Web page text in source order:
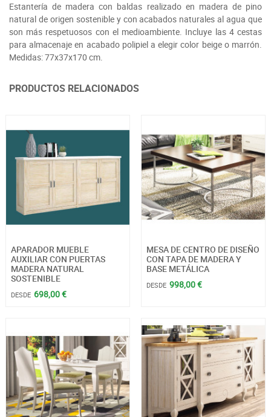
Estantería de madera con baldas realizado en madera de pino
natural de origen sostenible y con acabados naturales al agua que
son más respetuosos con el medioambiente. Incluye las 4 cestas
para almacenaje en acabado polipiel a elegir color beige o marrón.
Medidas: 77x37x170 cm.
PRODUCTOS RELACIONADOS
APARADOR MUEBLE
AUXILIAR CON PUERTAS
MADERA NATURAL
SOSTENIBLE
DESDE 698,00 €
MESA DE CENTRO DE DISEÑO
CON TAPA DE MADERA Y
BASE METÁLICA
DESDE 998,00 €